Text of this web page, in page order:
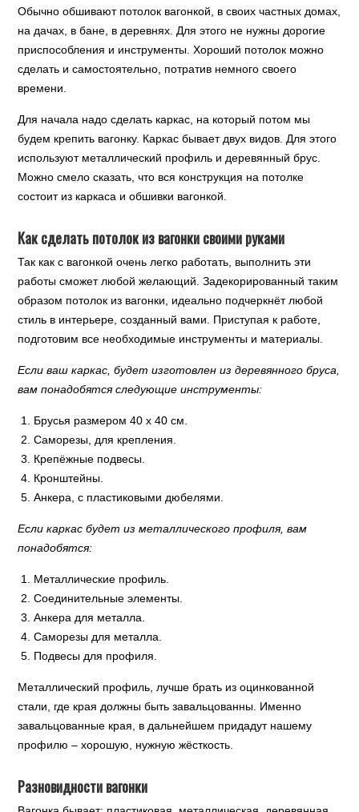
Обычно обшивают потолок вагонкой, в своих частных домах,
на дачах, в бане, в деревнях. Для этого не нужны дорогие
приспособления и инструменты. Хороший потолок можно
сделать и самостоятельно, потратив немного своего
времени.
Для начала надо сделать каркас, на который потом мы
будем крепить вагонку. Каркас бывает двух видов. Для этого
используют металлический профиль и деревянный брус.
Можно смело сказать, что вся конструкция на потолке
состоит из каркаса и обшивки вагонкой.
Как сделать потолок из вагонки своими руками
Так как с вагонкой очень легко работать, выполнить эти
работы сможет любой желающий. Задекорированный таким
образом потолок из вагонки, идеально подчеркнёт любой
стиль в интерьере, созданный вами. Приступая к работе,
подготовим все необходимые инструменты и материалы.
Если ваш каркас, будет изготовлен из деревянного бруса,
вам понадобятся следующие инструменты:
Брусья размером 40 x 40 см.
Саморезы, для крепления.
Крепёжные подвесы.
Кронштейны.
Анкера, с пластиковыми дюбелями.
Если каркас будет из металлического профиля, вам
понадобятся:
Металлические профиль.
Соединительные элементы.
Анкера для металла.
Саморезы для металла.
Подвесы для профиля.
Металлический профиль, лучше брать из оцинкованной
стали, где края должны быть завальцованны. Именно
завальцованные края, в дальнейшем придадут нашему
профилю – хорошую, нужную жёсткость.
Разновидности вагонки